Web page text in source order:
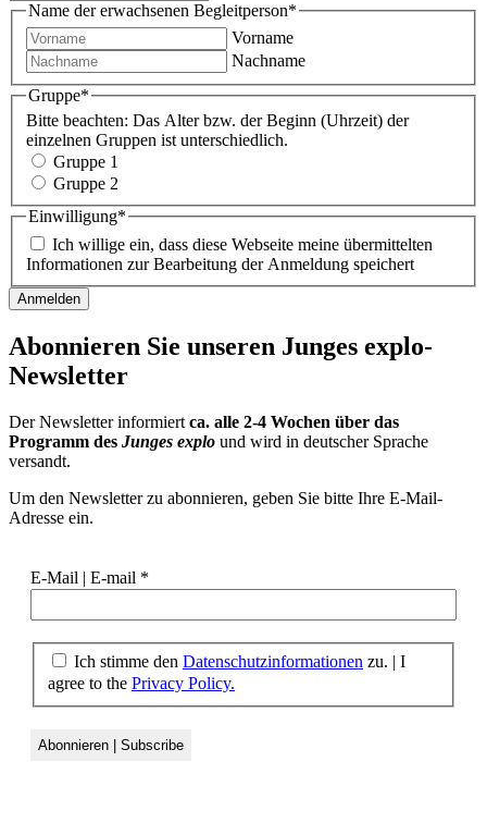
Name der erwachsenen Begleitperson*
Vorname
Nachname
Gruppe*
Bitte beachten: Das Alter bzw. der Beginn (Uhrzeit) der
einzelnen Gruppen ist unterschiedlich.
Gruppe 1
Gruppe 2
Einwilligung*
Ich willige ein, dass diese Webseite meine übermittelten
Informationen zur Bearbeitung der Anmeldung speichert
Abonnieren Sie unseren Junges explo-
Newsletter
Der Newsletter informiert ca. alle 2-4 Wochen über das
Programm des Junges explo und wird in deutscher Sprache
versandt.
Um den Newsletter zu abonnieren, geben Sie bitte Ihre E-Mail-
Adresse ein.
E-Mail | E-mail *
Ich stimme den Datenschutzinformationen zu. | I
agree to the Privacy Policy.